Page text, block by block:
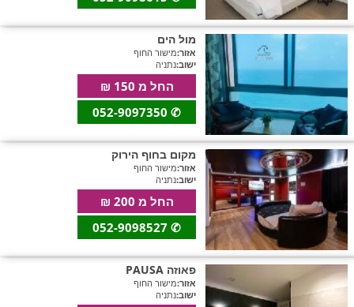
חדרים לפי שעה באזור ירושלים
חדרים לפי שעה באזור השפלה
חדרים לפי שעה בהשרון
חדרים לפי שעה בנגב
חדרים לפי שעה בגליל עליון
מול הים
אזור:מישור החוף
ישוב:נתניה
החל מ 150 ₪
✆
מקום בחוף הירוק
אזור:מישור החוף
ישוב:נתניה
החל מ 200 ₪
✆
פאוזה PAUSA
אזור:מישור החוף
ישוב:נתניה